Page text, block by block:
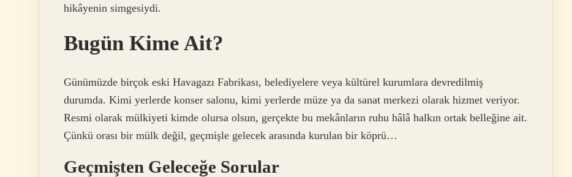
hikâyenin simgesiydi.
Bugün Kime Ait?
Günümüzde birçok eski Havagazı Fabrikası, belediyelere veya kültürel kurumlara devredilmiş
durumda. Kimi yerlerde konser salonu, kimi yerlerde müze ya da sanat merkezi olarak hizmet veriyor.
Resmi olarak mülkiyeti kimde olursa olsun, gerçekte bu mekânların ruhu hâlâ halkın ortak belleğine ait.
Çünkü orası bir mülk değil, geçmişle gelecek arasında kurulan bir köprü…
Geçmişten Geleceğe Sorular